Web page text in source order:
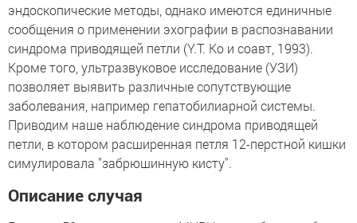
эндоскопические методы, однако имеются единичные
сообщения о применении эхографии в распознавании
синдрома приводящей петли (Y.T. Ko и соавт, 1993).
Кроме того, ультразвуковое исследование (УЗИ)
позволяет выявить различные сопутствующие
заболевания, например гепатобилиарной системы.
Приводим наше наблюдение синдрома приводящей
петли, в котором расширенная петля 12-перстной кишки
симулировала "забрюшинную кисту".
Описание случая